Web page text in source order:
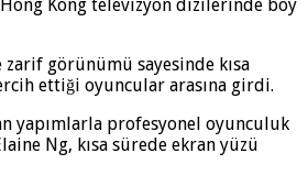
Kong televizyon dizilerinde boy
görünümü sayesinde kısa
ettiği oyuncular arasına girdi.
yapımlarla profesyonel oyunculuk
Ng, kısa sürede ekran yüzü